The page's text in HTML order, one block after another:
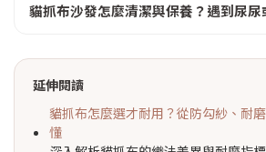
貓抓布沙發怎麼清潔與保養？遇到尿尿
延伸閱讀
貓抓布怎麼選才耐用？從防勾紗、耐
懂